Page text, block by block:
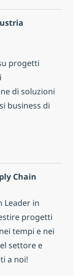
progetti
di soluzioni
business di
in ambito
Chain
Leader in
progetti
tempi e nei
settore e
a noi!